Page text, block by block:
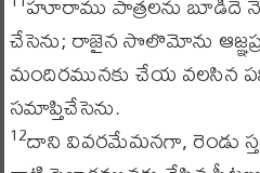
చేసెను; రాజైన సొలొమోను
మందిరమునకు చేయ
సమాప్తిచేసెను.
12దాని వివరమేమనగా, రెండు